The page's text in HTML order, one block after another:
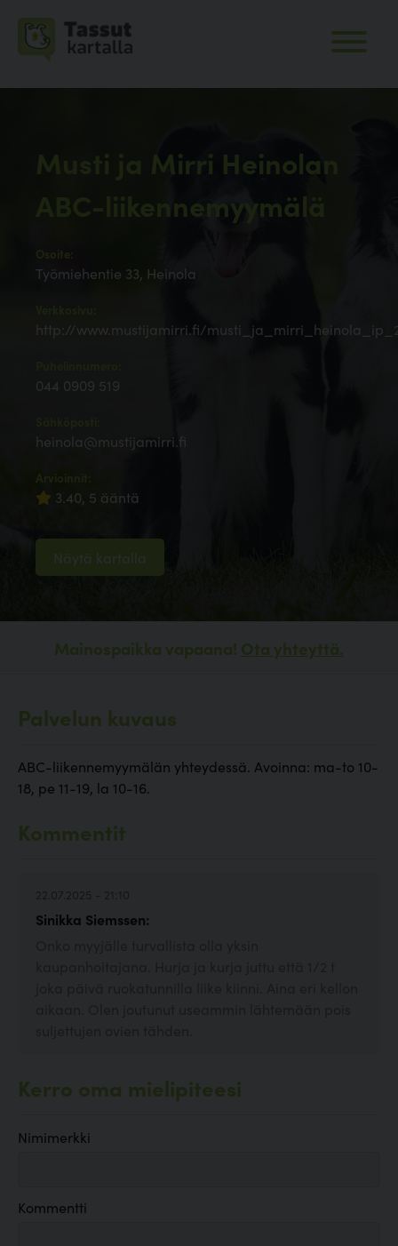
Musti ja Mirri Heinolan
ABC-liikennemyymälä
Osoite:
Työmiehentie 33, Heinola
http://www.mustijamirri.fi/
044 0909 519
heinola@mustijamirri.fi
3.40, 5 ääntä
Näytä kartalla
Mainospaikka vapaana! Ota yhteyttä.
Palvelun kuvaus
ABC-liikennemyymälän yhteydessä. Avoinna: ma-to 10-
18, pe 11-19, la 10-16.
Kommentit
Sinikka Siemssen:
Kerro oma mielipiteesi
Nimimerkki
Kommentti